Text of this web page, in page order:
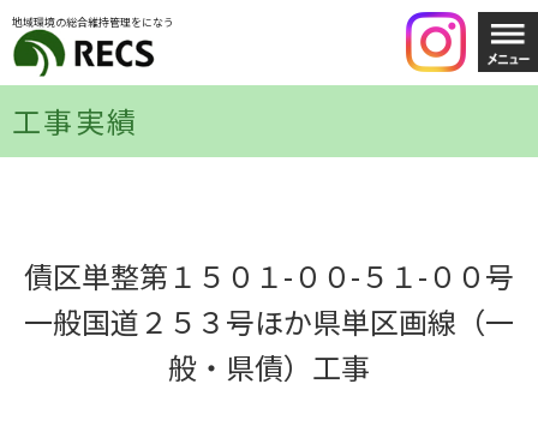
地域環境の総合維持管理をになう
工事実績
債区単整第１５０１-００-５１-００号
一般国道２５３号ほか県単区画線（一
般・県債）工事